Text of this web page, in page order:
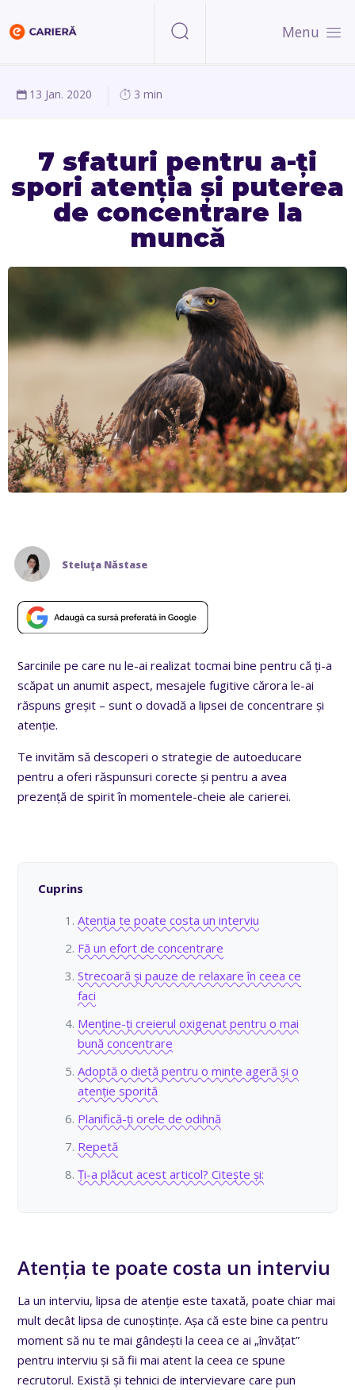
Menu
13 Jan. 2020 3 min
7 sfaturi pentru a-ți
spori atenția și puterea
de concentrare la
muncă
Steluţa Năstase
Sarcinile pe care nu le-ai realizat tocmai bine pentru că ți-a
scăpat un anumit aspect, mesajele fugitive cărora le-ai
răspuns greșit – sunt o dovadă a lipsei de concentrare și
atenție.
Te invităm să descoperi o strategie de autoeducare
pentru a oferi răspunsuri corecte și pentru a avea
prezență de spirit în momentele-cheie ale carierei.
Cuprins
Atenția te poate costa un interviu
Fă un efort de concentrare
Strecoară și pauze de relaxare în ceea ce
faci
Menține-ți creierul oxigenat pentru o mai
bună concentrare
Adoptă o dietă pentru o minte ageră și o
atenție sporită
Planifică-ți orele de odihnă
Repetă
Ți-a plăcut acest articol? Citește și:
Atenția te poate costa un interviu
La un interviu, lipsa de atenție este taxată, poate chiar mai
mult decât lipsa de cunoștințe. Așa că este bine ca pentru
moment să nu te mai gândești la ceea ce ai „învățat”
pentru interviu și să fii mai atent la ceea ce spune
recrutorul. Există și tehnici de intervievare care pun